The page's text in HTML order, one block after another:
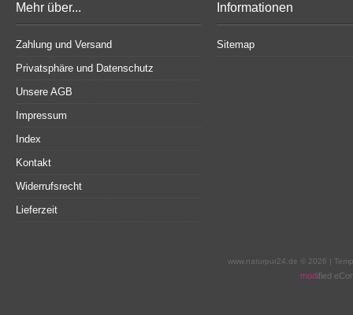
Mehr über...
Zahlung und Versand
Privatsphäre und Datenschutz
Unsere AGB
Impressum
Index
Kontakt
Widerrufsrecht
Lieferzeit
Informationen
Sitemap
www.naturpur24.de © 2026 |
modified